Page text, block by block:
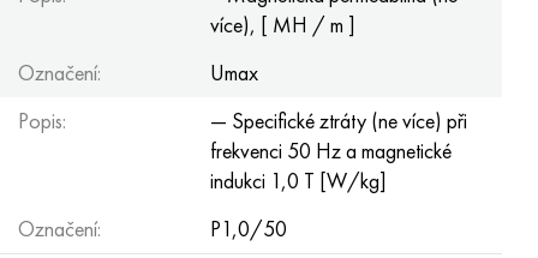
více), [ MH / m ]
Označení:
Umax
Popis:
— Specifické ztráty (ne více) při
frekvenci 50 Hz a magnetické
indukci 1,0 T [W/kg]
Označení:
P1,0/50